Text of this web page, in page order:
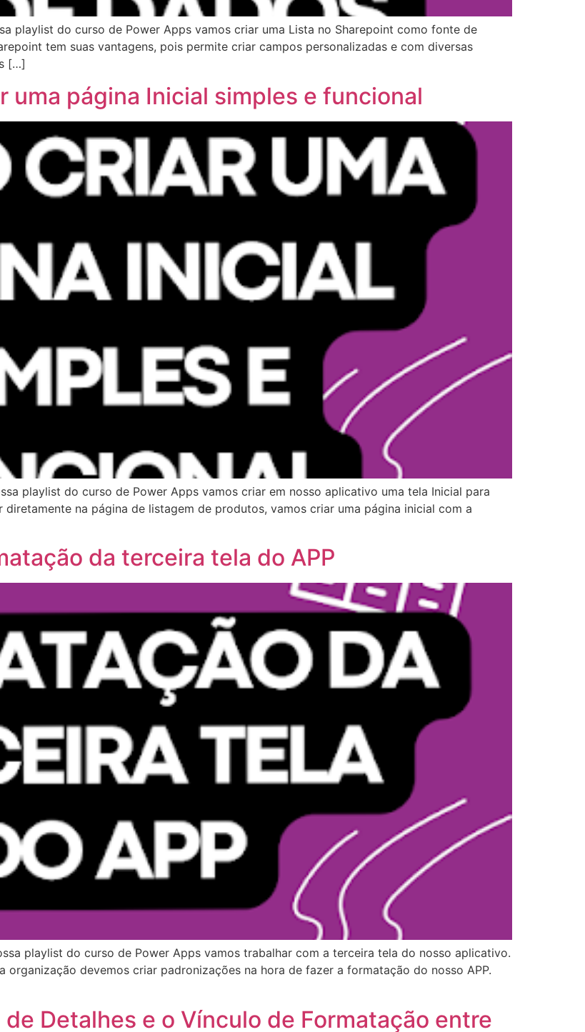
playlist do curso de Power Apps vamos criar uma Lista no Sharepoint como fonte de
tem suas vantagens, pois permite criar campos personalizadas e com diversas
[…]
uma página Inicial simples e funcional
playlist do curso de Power Apps vamos criar em nosso aplicativo uma tela Inicial para
na página de listagem de produtos, vamos criar uma página inicial com a
da terceira tela do APP
playlist do curso de Power Apps vamos trabalhar com a terceira tela do nosso aplicativo.
organização devemos criar padronizações na hora de fazer a formatação do nosso APP.
de Detalhes e o Vínculo de Formatação entre